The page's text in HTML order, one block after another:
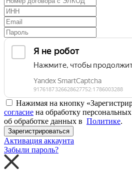
Нажимая на кнопку
согласие на обработку
об обработке данных в Политике.
Зарегистрироваться
Активация аккаунта
Забыли пароль?